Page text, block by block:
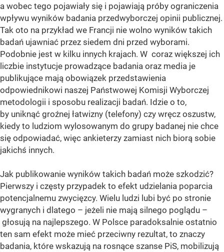
a wobec tego pojawiały się i pojawiają próby ograniczenia
wpływu wyników badania przedwyborczej opinii publicznej.
Tak oto na przykład we Francji nie wolno wyników takich
badań ujawniać przez siedem dni przed wyborami.
Podobnie jest w kilku innych krajach. W coraz większej ich
liczbie instytucje prowadzące badania oraz media je
publikujące mają obowiązek przedstawienia
odpowiednikowi naszej Państwowej Komisji Wyborczej
metodologii i sposobu realizacji badań. Idzie o to,
by uniknąć groźnej łatwizny (telefony) czy wręcz oszustw,
kiedy to ludziom wylosowanym do grupy badanej nie chce
się odpowiadać, więc ankieterzy zamiast nich biorą sobie
jakichś innych.
Jak publikowanie wyników takich badań może szkodzić?
Pierwszy i częsty przypadek to efekt udzielania poparcia
potencjalnemu zwycięzcy. Wielu ludzi lubi być po stronie
wygranych i dlatego – jeżeli nie mają silnego poglądu –
głosują na najlepszego. W Polsce paradoksalnie ostatnio
ten sam efekt może mieć przeciwny rezultat, to znaczy
badania, które wskazują na rosnące szanse PiS, mobilizują